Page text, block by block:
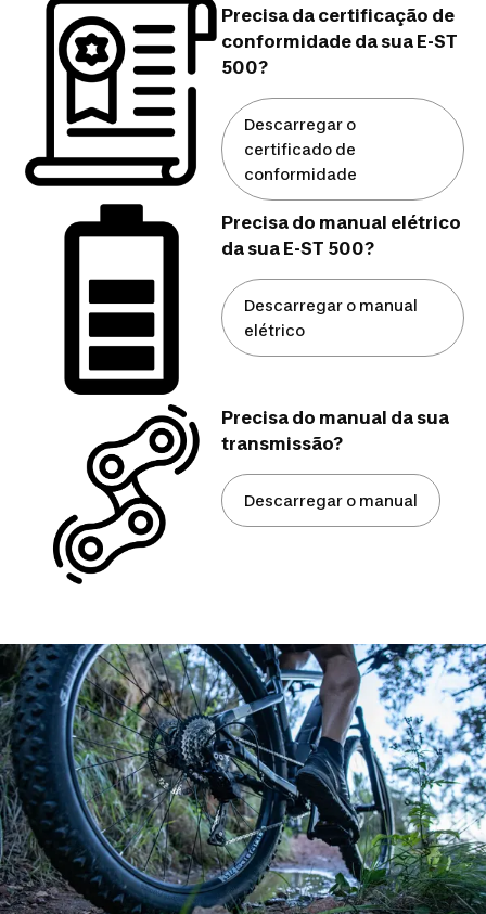
Precisa da certificação de
conformidade da sua E-ST
500?
Descarregar o
certificado de
conformidade
Precisa do manual elétrico
da sua E-ST 500?
Descarregar o manual
elétrico
Precisa do manual da sua
transmissão?
Descarregar o manual